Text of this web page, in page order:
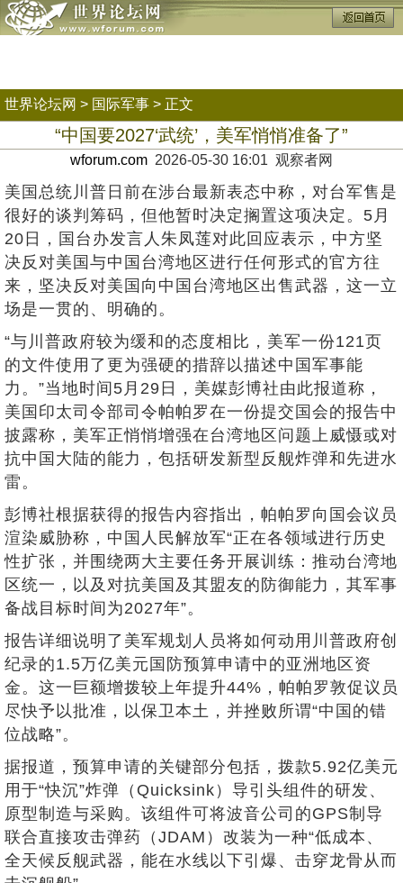
世界论坛网 > 国际军事 > 正文
“中国要2027‘武统’，美军悄悄准备了”
wforum.com 2026-05-30 16:01 观察者网
美国总统川普日前在涉台最新表态中称，对台军售是
很好的谈判筹码，但他暂时决定搁置这项决定。5月
20日，国台办发言人朱凤莲对此回应表示，中方坚
决反对美国与中国台湾地区进行任何形式的官方往
来，坚决反对美国向中国台湾地区出售武器，这一立
场是一贯的、明确的。
“与川普政府较为缓和的态度相比，美军一份121页
的文件使用了更为强硬的措辞以描述中国军事能
力。”当地时间5月29日，美媒彭博社由此报道称，
美国印太司令部司令帕帕罗在一份提交国会的报告中
披露称，美军正悄悄增强在台湾地区问题上威慑或对
抗中国大陆的能力，包括研发新型反舰炸弹和先进水
雷。
彭博社根据获得的报告内容指出，帕帕罗向国会议员
渲染威胁称，中国人民解放军“正在各领域进行历史
性扩张，并围绕两大主要任务开展训练：推动台湾地
区统一，以及对抗美国及其盟友的防御能力，其军事
备战目标时间为2027年”。
报告详细说明了美军规划人员将如何动用川普政府创
纪录的1.5万亿美元国防预算申请中的亚洲地区资
金。这一巨额增拨较上年提升44%，帕帕罗敦促议员
尽快予以批准，以保卫本土，并挫败所谓“中国的错
位战略”。
据报道，预算申请的关键部分包括，拨款5.92亿美元
用于“快沉”炸弹（Quicksink）导引头组件的研发、
原型制造与采购。该组件可将波音公司的GPS制导
联合直接攻击弹药（JDAM）改装为一种“低成本、
全天候反舰武器，能在水线以下引爆、击穿龙骨从而